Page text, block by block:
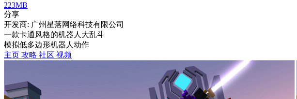
223MB
分享
开发商: 广州星落网络科技有限公司
一款卡通风格的机器人大乱斗
模拟低多边形机器人 动作
主页 攻略 社区 视频